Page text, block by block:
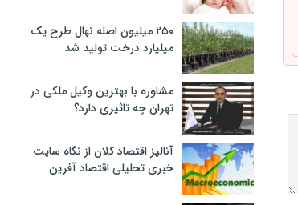
۲۵۰ میلیون اصله نهال طرح یک
میلیارد درخت تولید شد
مشاوره با بهترین وکیل ملکی در
تهران چه تاثیری دارد؟
آنالیز اقتصاد کلان از نگاه سایت
خبری تحلیلی اقتصاد آفرین